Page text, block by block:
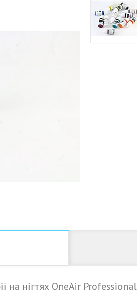
на нігтях OneAir Professional